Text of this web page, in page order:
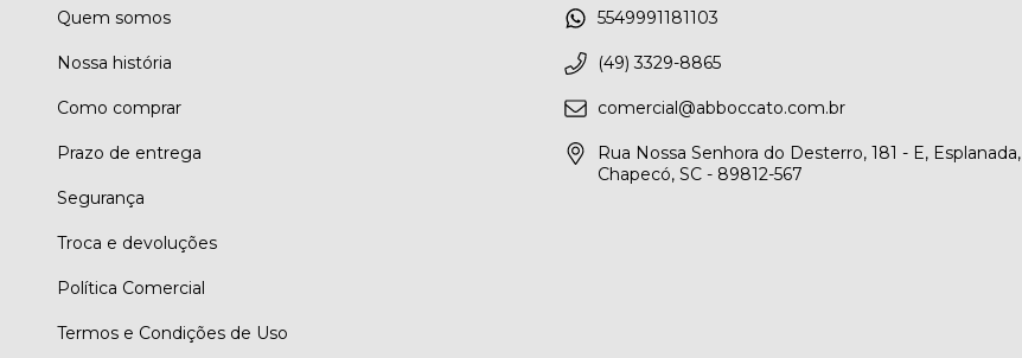
Quem somos
Nossa história
Como comprar
Prazo de entrega
Segurança
Troca e devoluções
Política Comercial
Termos e Condições de Uso
5549991181103
(49) 3329-8865
comercial@abboccato.com.br
Rua Nossa Senhora do Desterro, 181 - E, Esplanada,
Chapecó, SC - 89812-567